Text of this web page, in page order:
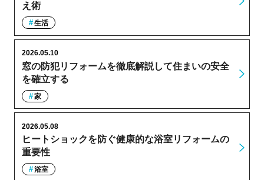
え術
生活
窓の防犯リフォームを徹底解説して住まいの安全
を確立する
2026.05.10
家
ヒートショックを防ぐ健康的な浴室リフォームの
重要性
2026.05.08
浴室